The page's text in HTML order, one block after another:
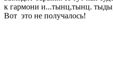
к гармони и...тынц,тынц.
Вот это не получалось!